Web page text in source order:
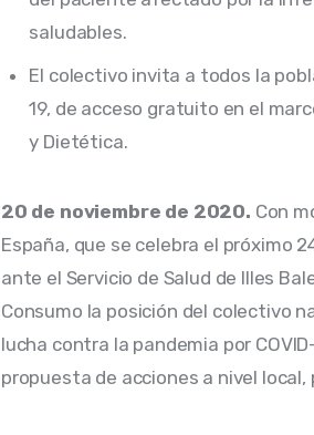
saludables.
El colectivo invita a todos la
19, de acceso gratuito en el
y Dietética.
20 de noviembre de 2020. Con
España, que se celebra el próximo
ante el Servicio de Salud de Illes
Consumo la posición del colectivo
lucha contra la pandemia por
propuesta de acciones a nivel